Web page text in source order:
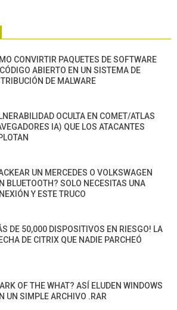
CONVIRTIR PAQUETES DE SOFTWARE
ABIERTO EN UN SISTEMA DE
DE MALWARE
OCULTA EN COMET/ATLAS
IA) QUE LOS ATACANTES
UN MERCEDES O VOLKSWAGEN
BLUETOOTH? SOLO NECESITAS UNA
Y ESTE TRUCO
DE 50,000 DISPOSITIVOS EN RIESGO! LA
DE CITRIX QUE NADIE PARCHEÓ
OF THE WHAT? ASÍ ELUDEN WINDOWS
UN SIMPLE ARCHIVO .RAR